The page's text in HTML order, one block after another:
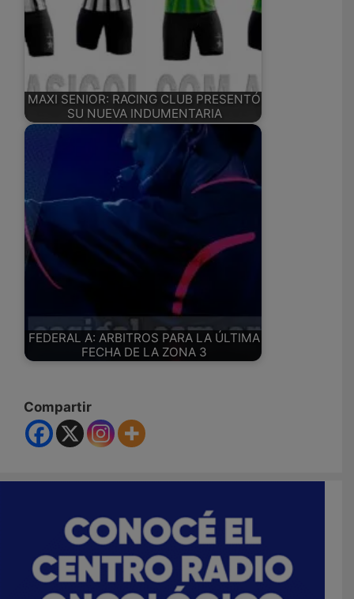
MAXI SENIOR: RACING CLUB PRESENTÓ
SU NUEVA INDUMENTARIA
FEDERAL A: ARBITROS PARA LA ÚLTIMA
FECHA DE LA ZONA 3
Compartir